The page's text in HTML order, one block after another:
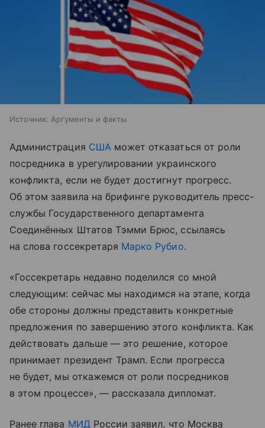
Источник: Аргументы и факты
Администрация США может отказаться от роли
посредника в урегулировании украинского
конфликта, если не будет достигнут прогресс.
Об этом заявила на брифинге руководитель пресс-
службы Государственного департамента
Соединённых Штатов Тэмми Брюс, ссылаясь
на слова госсекретаря Марко Рубио.
«Госсекретарь недавно поделился со мной
следующим: сейчас мы находимся на этапе, когда
обе стороны должны представить конкретные
предложения по завершению этого конфликта. Как
действовать дальше — это решение, которое
принимает президент Трамп. Если прогресса
не будет, мы откажемся от роли посредников
в этом процессе», — рассказала дипломат.
Ранее глава МИД России заявил, что Москва